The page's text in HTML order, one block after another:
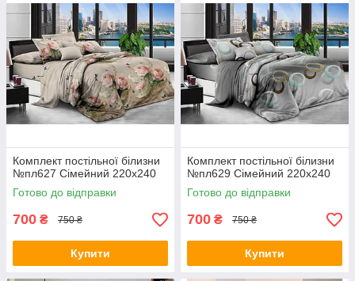
Комплект постільної білизни
№пл627 Сімейний 220х240
Готово до відправки
700 ₴ 750 ₴
Купити
Комплект постільної білизни
№пл629 Сімейний 220х240
Готово до відправки
700 ₴ 750 ₴
Купити